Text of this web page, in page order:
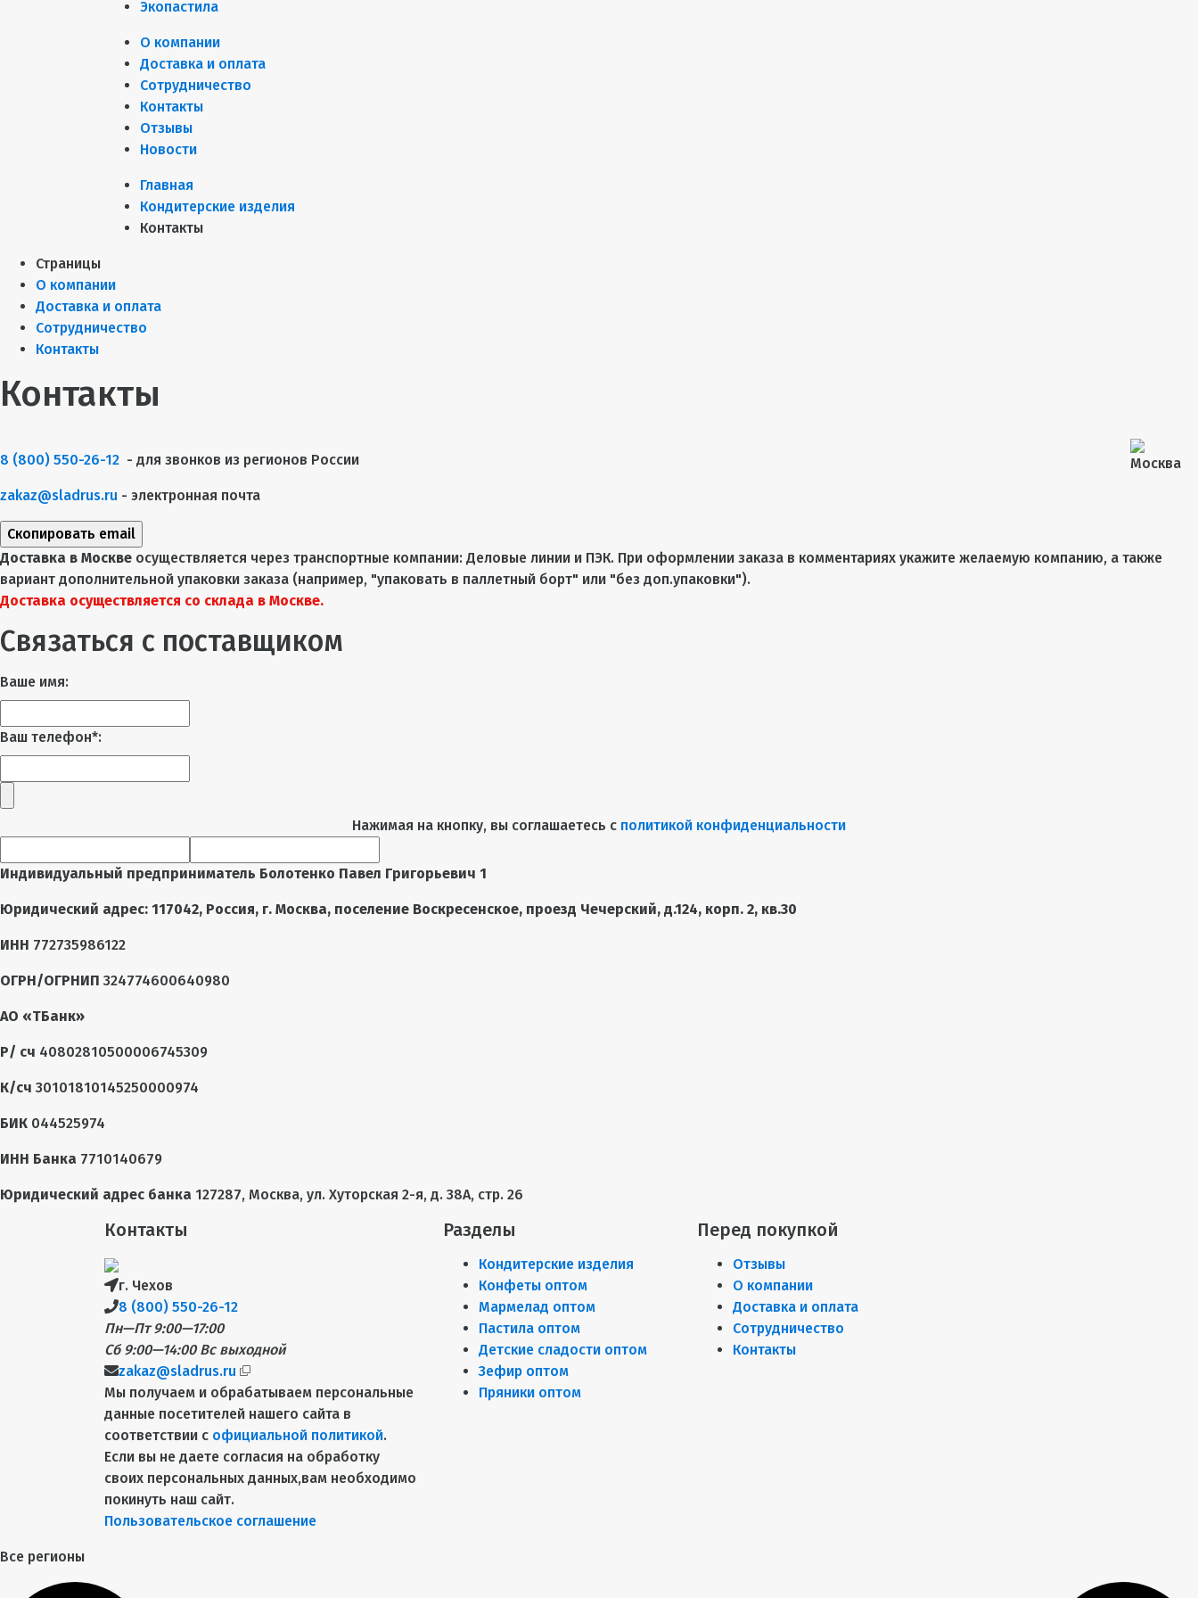
Экопастила
О компании
Доставка и оплата
Сотрудничество
Контакты
Отзывы
Новости
Главная
Кондитерские изделия
Контакты
Страницы
О компании
Доставка и оплата
Сотрудничество
Контакты
Контакты
8 (800) 550-26-12 - для звонков из регионов России
zakaz@sladrus.ru - электронная почта
Скопировать email
Доставка в Москве осуществляется через транспортные компании: Деловые линии и ПЭК. При оформлении заказа в комментариях укажите желаемую компанию, а также
вариант дополнительной упаковки заказа (например, "упаковать в паллетный борт" или "без доп.упаковки").
Доставка осуществляется со склада в Москве.
Связаться с поставщиком
Ваше имя:
Ваш телефон*:
Нажимая на кнопку, вы соглашаетесь с политикой конфиденциальности
Индивидуальный предприниматель Болотенко Павел Григорьевич 1
Юридический адрес: 117042, Россия, г. Москва, поселение Воскресенское, проезд Чечерский, д.124, корп. 2, кв.30
ИНН 772735986122
ОГРН/ОГРНИП 324774600640980
АО «ТБанк»
Р/ сч 40802810500006745309
К/сч 30101810145250000974
БИК 044525974
ИНН Банка 7710140679
Юридический адрес банка 127287, Москва, ул. Хуторская 2-я, д. 38А, стр. 26
Контакты
г. Чехов
8 (800) 550-26-12
Пн—Пт 9:00—17:00
Сб 9:00—14:00 Вс выходной
zakaz@sladrus.ru
Мы получаем и обрабатываем персональные
данные посетителей нашего сайта в
соответствии с официальной политикой.
Если вы не даете согласия на обработку
своих персональных данных,вам необходимо
покинуть наш сайт.
Пользовательское соглашение
Разделы
Кондитерские изделия
Конфеты оптом
Мармелад оптом
Пастила оптом
Детские сладости оптом
Зефир оптом
Пряники оптом
Перед покупкой
Отзывы
О компании
Доставка и оплата
Сотрудничество
Контакты
Все регионы